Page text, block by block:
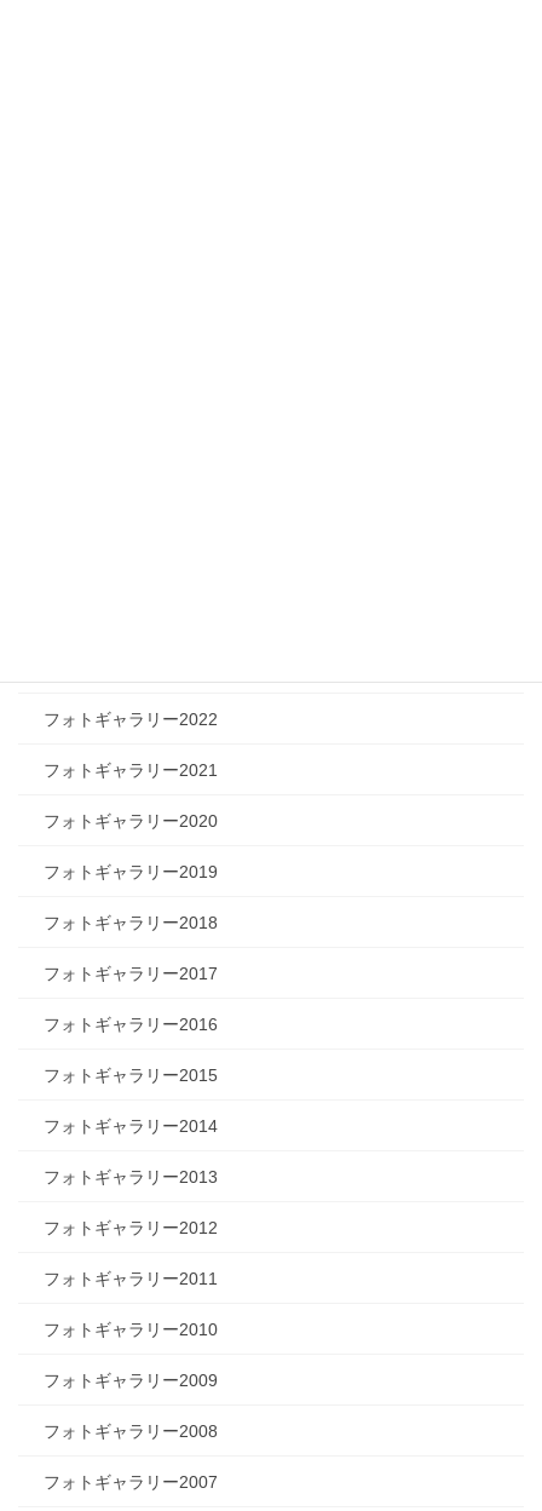
フォトギャラリー2022
フォトギャラリー2021
フォトギャラリー2020
フォトギャラリー2019
フォトギャラリー2018
フォトギャラリー2017
フォトギャラリー2016
フォトギャラリー2015
フォトギャラリー2014
フォトギャラリー2013
フォトギャラリー2012
フォトギャラリー2011
フォトギャラリー2010
フォトギャラリー2009
フォトギャラリー2008
フォトギャラリー2007